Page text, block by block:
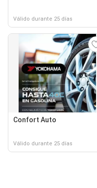
Válido durante 25 días
Confort Auto
Válido durante 25 días